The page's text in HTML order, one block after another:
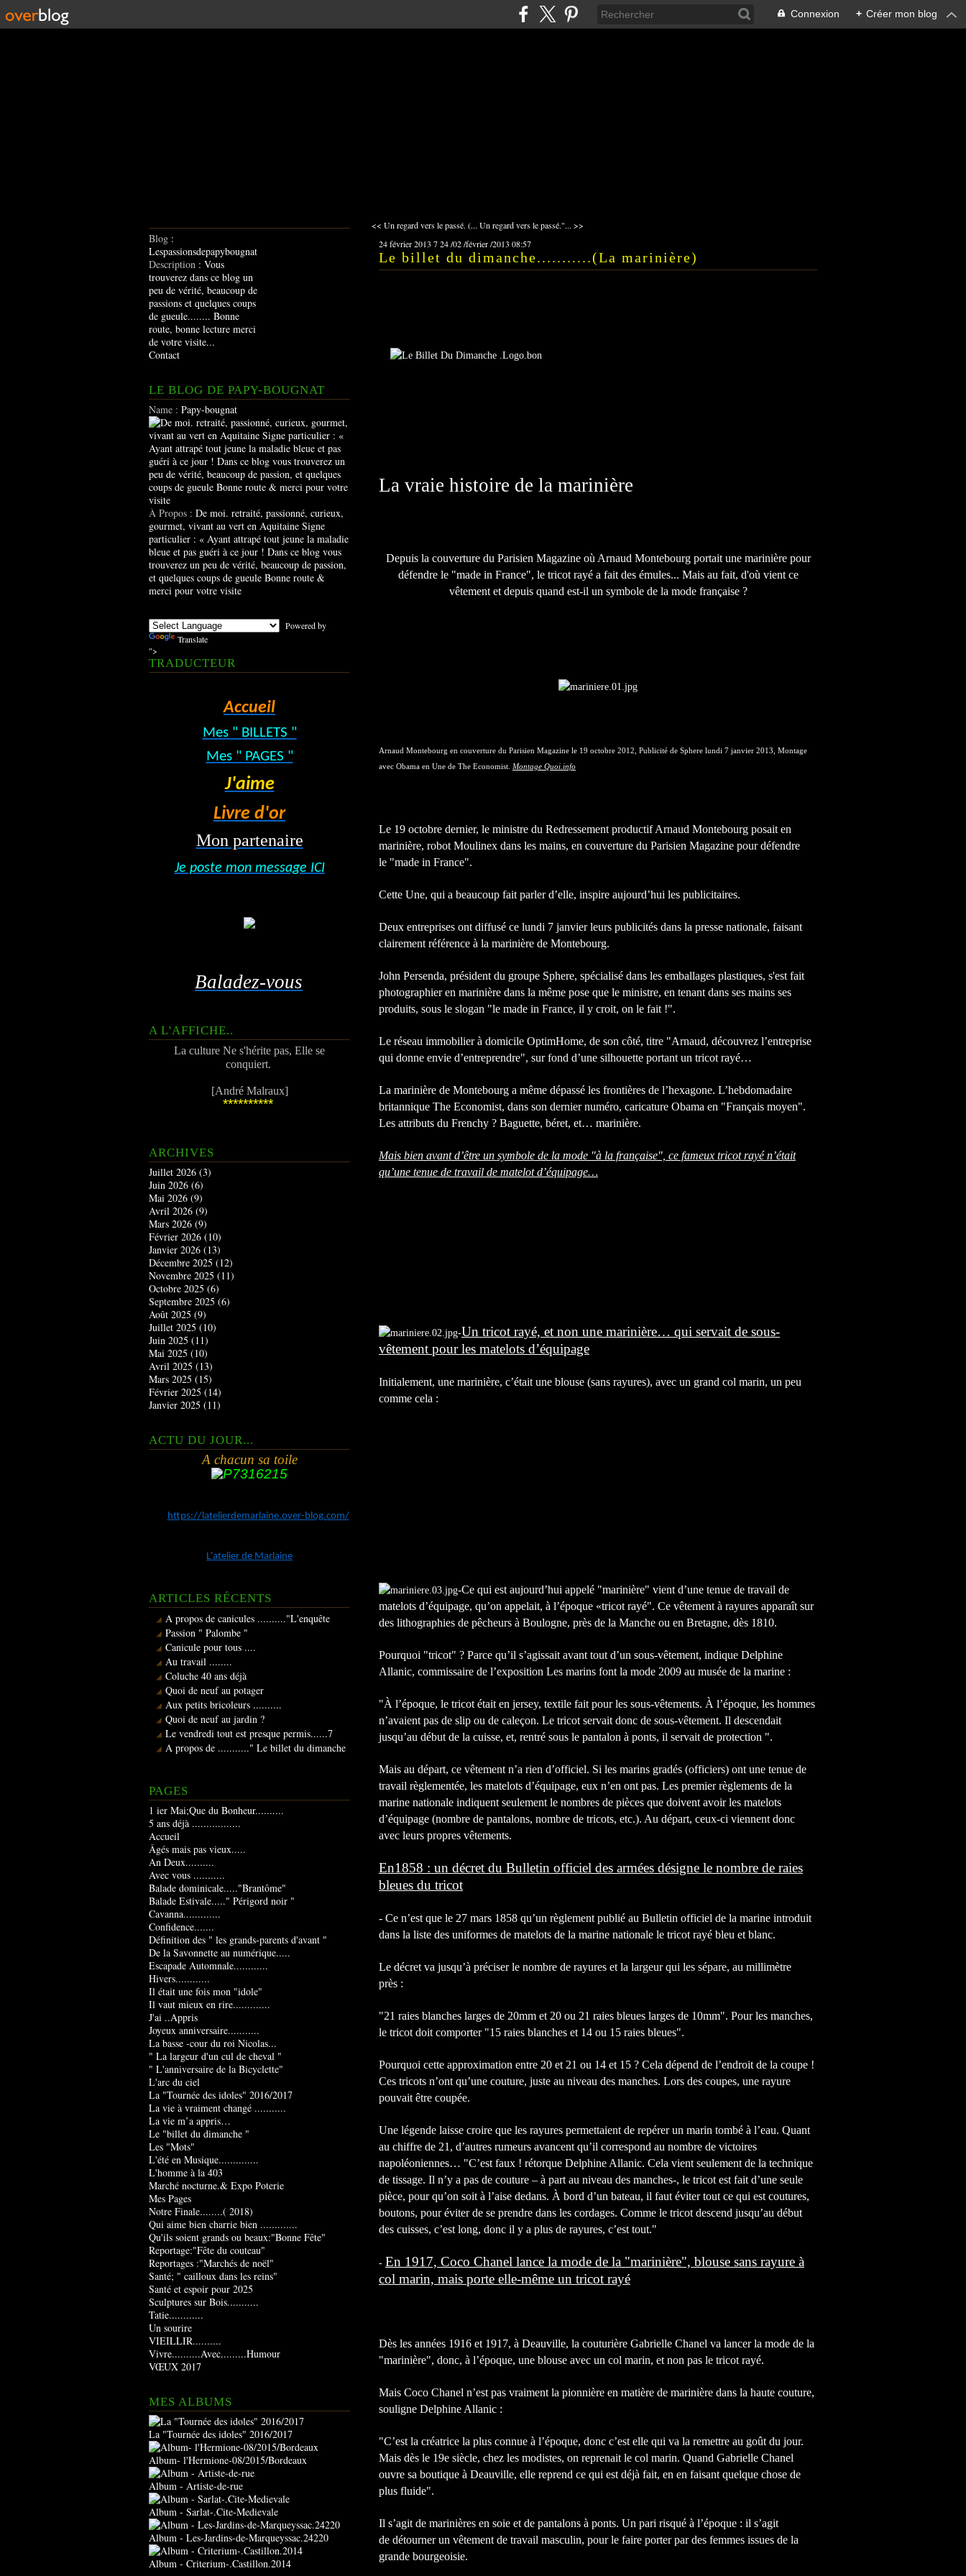
Connexion + Créer mon blog
Blog :
Lespassionsdepapybougnat
Description : Vous
trouverez dans ce blog un
peu de vérité, beaucoup de
passions et quelques coups
de gueule........ Bonne
route, bonne lecture merci
de votre visite...
Contact
LE BLOG DE PAPY-BOUGNAT
Name : Papy-bougnat
À Propos : De moi. retraité, passionné, curieux,
gourmet, vivant au vert en Aquitaine Signe
particulier : « Ayant attrapé tout jeune la maladie
bleue et pas guéri à ce jour ! Dans ce blog vous
trouverez un peu de vérité, beaucoup de passion,
et quelques coups de gueule Bonne route &
merci pour votre visite
Powered by
Translate
">
TRADUCTEUR
Accueil
Mes " BILLETS "
Mes " PAGES "
J'aime
Livre d'or
Mon partenaire
Je poste mon message ICI
Baladez-vous
A L'AFFICHE..
La culture Ne s'hérite pas, Elle se
conquiert.
[André Malraux]
**********
ARCHIVES
Juillet 2026 (3)
Juin 2026 (6)
Mai 2026 (9)
Avril 2026 (9)
Mars 2026 (9)
Février 2026 (10)
Janvier 2026 (13)
Décembre 2025 (12)
Novembre 2025 (11)
Octobre 2025 (6)
Septembre 2025 (6)
Août 2025 (9)
Juillet 2025 (10)
Juin 2025 (11)
Mai 2025 (10)
Avril 2025 (13)
Mars 2025 (15)
Février 2025 (14)
Janvier 2025 (11)
ACTU DU JOUR...
A chacun sa toile
https://latelierdemarlaine.over-blog.com/
L'atelier de Marlaine
ARTICLES RÉCENTS
A propos de canicules .........."L'enquête
Passion " Palombe "
Canicule pour tous ....
Au travail ........
Coluche 40 ans déjà
Quoi de neuf au potager
Aux petits bricoleurs ..........
Quoi de neuf au jardin ?
Le vendredi tout est presque permis......7
A propos de ..........." Le billet du dimanche
PAGES
1 ier Mai;Que du Bonheur..........
5 ans déjà .................
Accueil
Âgés mais pas vieux.....
An Deux..........
Avec vous ...........
Balade dominicale....."Brantôme"
Balade Estivale....." Périgord noir "
Cavanna.............
Confidence.......
Définition des " les grands-parents d'avant "
De la Savonnette au numérique.....
Escapade Automnale............
Hivers............
Il était une fois mon "idole"
Il vaut mieux en rire.............
J'ai ..Appris
Joyeux anniversaire...........
La basse -cour du roi Nicolas...
" La largeur d'un cul de cheval "
" L'anniversaire de la Bicyclette"
L'arc du ciel
La "Tournée des idoles" 2016/2017
La vie à vraiment changé ...........
La vie m’a appris…
Le "billet du dimanche "
Les "Mots"
L'été en Musique..............
L'homme à la 403
Marché nocturne.& Expo Poterie
Mes Pages
Notre Finale........( 2018)
Qui aime bien charrie bien .............
Qu'ils soient grands ou beaux:"Bonne Fête"
Reportage:"Fête du couteau"
Reportages :"Marchés de noël"
Santé; " cailloux dans les reins"
Santé et espoir pour 2025
Sculptures sur Bois...........
Tatie............
Un sourire
VIEILLIR..........
Vivre..........Avec.........Humour
VŒUX 2017
MES ALBUMS
La "Tournée des idoles" 2016/2017
Album- l'Hermione-08/2015/Bordeaux
Album - Artiste-de-rue
Album - Sarlat-.Cite-Medievale
Album - Les-Jardins-de-Marqueyssac.24220
Album - Criterium-.Castillon.2014
<< Un regard vers le passé. (... Un regard vers le passé."... >>
24 février 2013 724/02/février/2013 08:57
Le billet du dimanche...........(La marinière)
La vraie histoire de la marinière
Depuis la couverture du Parisien Magazine où Arnaud Montebourg portait une marinière pour
défendre le "made in France", le tricot rayé a fait des émules... Mais au fait, d'où vient ce
vêtement et depuis quand est-il un symbole de la mode française ?
Arnaud Montebourg en couverture du Parisien Magazine le 19 octobre 2012, Publicité de Sphere lundi 7 janvier 2013, Montage
avec Obama en Une de The Economist. Montage Quoi.info
Le 19 octobre dernier, le ministre du Redressement productif Arnaud Montebourg posait en
marinière, robot Moulinex dans les mains, en couverture du Parisien Magazine pour défendre
le "made in France".
Cette Une, qui a beaucoup fait parler d’elle, inspire aujourd’hui les publicitaires.
Deux entreprises ont diffusé ce lundi 7 janvier leurs publicités dans la presse nationale, faisant
clairement référence à la marinière de Montebourg.
John Persenda, président du groupe Sphere, spécialisé dans les emballages plastiques, s'est fait
photographier en marinière dans la même pose que le ministre, en tenant dans ses mains ses
produits, sous le slogan "le made in France, il y croit, on le fait !".
Le réseau immobilier à domicile OptimHome, de son côté, titre "Arnaud, découvrez l’entreprise
qui donne envie d’entreprendre", sur fond d’une silhouette portant un tricot rayé…
La marinière de Montebourg a même dépassé les frontières de l’hexagone. L’hebdomadaire
britannique The Economist, dans son dernier numéro, caricature Obama en "Français moyen".
Les attributs du Frenchy ? Baguette, béret, et… marinière.
Mais bien avant d’être un symbole de la mode "à la française", ce fameux tricot rayé n’était
qu’une tenue de travail de matelot d’équipage…
-Un tricot rayé, et non une marinière… qui servait de sous-
vêtement pour les matelots d’équipage
Initialement, une marinière, c’était une blouse (sans rayures), avec un grand col marin, un peu
comme cela :
-Ce qui est aujourd’hui appelé "marinière" vient d’une tenue de travail de
matelots d’équipage, qu’on appelait, à l’époque «tricot rayé". Ce vêtement à rayures apparaît sur
des lithographies de pêcheurs à Boulogne, près de la Manche ou en Bretagne, dès 1810.
Pourquoi "tricot" ? Parce qu’il s’agissait avant tout d’un sous-vêtement, indique Delphine
Allanic, commissaire de l’exposition Les marins font la mode 2009 au musée de la marine :
"À l’époque, le tricot était en jersey, textile fait pour les sous-vêtements. À l’époque, les hommes
n’avaient pas de slip ou de caleçon. Le tricot servait donc de sous-vêtement. Il descendait
jusqu’au début de la cuisse, et, rentré sous le pantalon à ponts, il servait de protection ".
Mais au départ, ce vêtement n’a rien d’officiel. Si les marins gradés (officiers) ont une tenue de
travail règlementée, les matelots d’équipage, eux n’en ont pas. Les premier règlements de la
marine nationale indiquent seulement le nombres de pièces que doivent avoir les matelots
d’équipage (nombre de pantalons, nombre de tricots, etc.). Au départ, ceux-ci viennent donc
avec leurs propres vêtements.
En1858 : un décret du Bulletin officiel des armées désigne le nombre de raies
bleues du tricot
- Ce n’est que le 27 mars 1858 qu’un règlement publié au Bulletin officiel de la marine introduit
dans la liste des uniformes de matelots de la marine nationale le tricot rayé bleu et blanc.
Le décret va jusqu’à préciser le nombre de rayures et la largeur qui les sépare, au millimètre
près :
"21 raies blanches larges de 20mm et 20 ou 21 raies bleues larges de 10mm". Pour les manches,
le tricot doit comporter "15 raies blanches et 14 ou 15 raies bleues".
Pourquoi cette approximation entre 20 et 21 ou 14 et 15 ? Cela dépend de l’endroit de la coupe !
Ces tricots n’ont qu’une couture, juste au niveau des manches. Lors des coupes, une rayure
pouvait être coupée.
Une légende laisse croire que les rayures permettaient de repérer un marin tombé à l’eau. Quant
au chiffre de 21, d’autres rumeurs avancent qu’il correspond au nombre de victoires
napoléoniennes… "C’est faux ! rétorque Delphine Allanic. Cela vient seulement de la technique
de tissage. Il n’y a pas de couture – à part au niveau des manches-, le tricot est fait d’une seule
pièce, pour qu’on soit à l’aise dedans. À bord d’un bateau, il faut éviter tout ce qui est coutures,
boutons, pour éviter de se prendre dans les cordages. Comme le tricot descend jusqu’au début
des cuisses, c’est long, donc il y a plus de rayures, c’est tout."
- En 1917, Coco Chanel lance la mode de la "marinière", blouse sans rayure à
col marin, mais porte elle-même un tricot rayé
Dès les années 1916 et 1917, à Deauville, la couturière Gabrielle Chanel va lancer la mode de la
"marinière", donc, à l’époque, une blouse avec un col marin, et non pas le tricot rayé.
Mais Coco Chanel n’est pas vraiment la pionnière en matière de marinière dans la haute couture,
souligne Delphine Allanic :
"C’est la créatrice la plus connue à l’époque, donc c’est elle qui va la remettre au goût du jour.
Mais dès le 19e siècle, chez les modistes, on reprenait le col marin. Quand Gabrielle Chanel
ouvre sa boutique à Deauville, elle reprend ce qui est déjà fait, en en faisant quelque chose de
plus fluide".
Il s’agit de marinières en soie et de pantalons à ponts. Un pari risqué à l’époque : il s’agit
de détourner un vêtement de travail masculin, pour le faire porter par des femmes issues de la
grande bourgeoisie.